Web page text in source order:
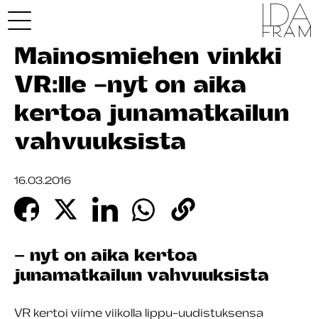
Mainosmiehen vinkki
VR:lle -nyt on aika
kertoa junamatkailun
vahvuuksista
16.03.2016
– nyt on aika kertoa
junamatkailun vahvuuksista
VR kertoi viime viikolla lippu-uudistuksensa